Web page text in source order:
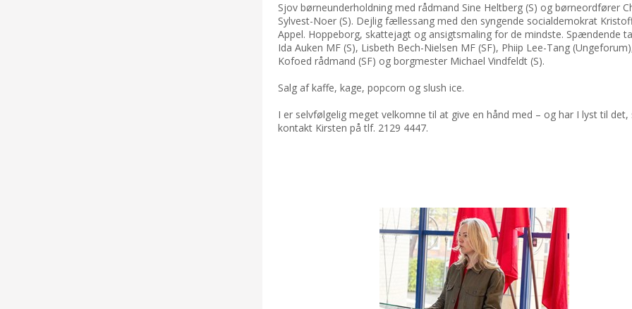
Sjov børneunderholdning med rådmand Sine Heltberg (S) og børneordfører
Sylvest-Noer (S). Dejlig fællessang med den syngende socialdemokrat
Appel. Hoppeborg, skattejagt og ansigtsmaling for de mindste. Spændende
Ida Auken MF (S), Lisbeth Bech-Nielsen MF (SF), Phiip Lee-Tang
Kofoed rådmand (SF) og borgmester Michael Vindfeldt (S).
Salg af kaffe, kage, popcorn og slush ice.
I er selvfølgelig meget velkomne til at give en hånd med – og har I lyst til det,
kontakt Kirsten på tlf. 2129 4447.